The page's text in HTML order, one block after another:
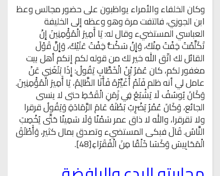
وكان الخلفاء والأمراء يواظبون على حضور مجالس وعظ
ابن الجوزي، فالتفت مرة وهو وعظه إلى الخليفة
العباسي المستضيء وقال له: يَا أَمِيرَ الْمُؤْمِنِينَ إِنْ
تَكَلَّمْتُ خِفْتُ مِنْكَ، وَإِنْ سَكْتُّ خِفْتُ عَلَيْكَ، وَإِنَّ قَوْلَ
القائل لك اتّق الله خير لك من قوله لكم إنكم أهل بيت
مغفور لكم، كان عُمَرُ بْنُ الْخَطَّابِ يَقُولُ: إِذَا بَلَغَنِي عَنْ
عامل لي أنه ظلم فَلَمْ أُغَيِّرْهُ فَأَنَا الظَّالِمُ، يَا أَمِيرَ الْمُؤْمِنِينَ.
وَكَانَ يُوسُفُ لَا يَشْبَعُ فِي زَمَنِ الْقَحْطِ حتى لا ينسى
الجائع، وَكَانَ عُمْرُ يَضْرِبُ بَطْنَهُ عَامَ الرَّمَادَةِ وَيَقُولُ قرقرا
ولا تقرقرا، والله لا ذاق عمر سَمْنًا وَلَا سَمِينًا حَتَّى يُخْصِبَ
النَّاسُ. قَالَ فبكى المستضيء وتصدق بمال كثير، وَأَطْلَقَ
الْمَحَابِيسَ وَكَسَا خَلْقًا مِنَ الْفُقَرَاءِ[48].